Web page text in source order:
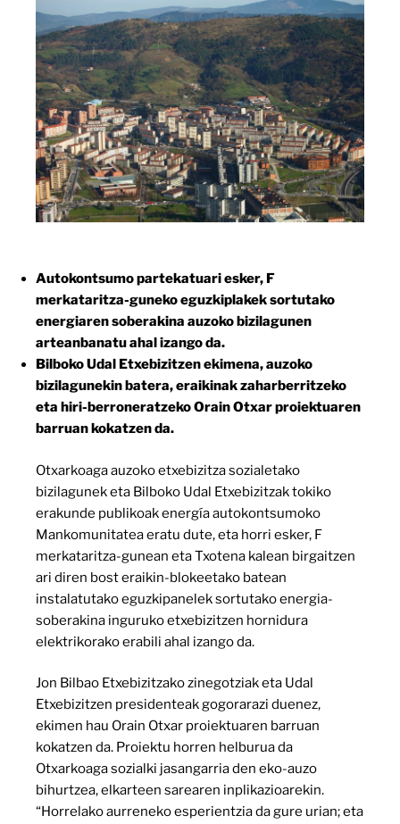
Autokontsumo partekatuari esker, F
merkataritza-guneko eguzkiplakek sortutako
energiaren soberakina auzoko bizilagunen
arteanbanatu ahal izango da.
Bilboko Udal Etxebizitzen ekimena, auzoko
bizilagunekin batera, eraikinak zaharberritzeko
eta hiri-berroneratzeko Orain Otxar proiektuaren
barruan kokatzen da.
Otxarkoaga auzoko etxebizitza sozialetako
bizilagunek eta Bilboko Udal Etxebizitzak tokiko
erakunde publikoak energía autokontsumoko
Mankomunitatea eratu dute, eta horri esker, F
merkataritza-gunean eta Txotena kalean birgaitzen
ari diren bost eraikin-blokeetako batean
instalatutako eguzkipanelek sortutako energia-
soberakina inguruko etxebizitzen hornidura
elektrikorako erabili ahal izango da.
Jon Bilbao Etxebizitzako zinegotziak eta Udal
Etxebizitzen presidenteak gogorarazi duenez,
ekimen hau Orain Otxar proiektuaren barruan
kokatzen da. Proiektu horren helburua da
Otxarkoaga sozialki jasangarria den eko-auzo
bihurtzea, elkarteen sarearen inplikazioarekin.
“Horrelako aurreneko esperientzia da gure urian; eta